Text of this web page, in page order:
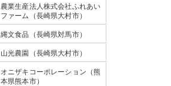
農業生産法人株式会社ふれあい
ファーム（長崎県大村市）
縄文食品（長崎県対馬市）
山光農園（長崎県大村市）
オニザキコーポレーション（熊
本県熊本市）